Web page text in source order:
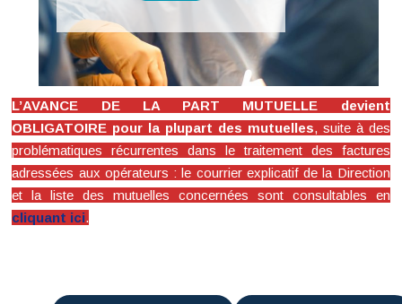
L’AVANCE DE LA PART MUTUELLE devient
OBLIGATOIRE pour la plupart des mutuelles, suite à des
problématiques récurrentes dans le traitement des factures
adressées aux opérateurs : le courrier explicatif de la Direction
et la liste des mutuelles concernées sont consultables en
cliquant ici.